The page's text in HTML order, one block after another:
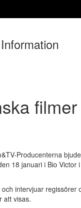
Information
Producenterna
18 januari i Bio
intervjuar
att visas.